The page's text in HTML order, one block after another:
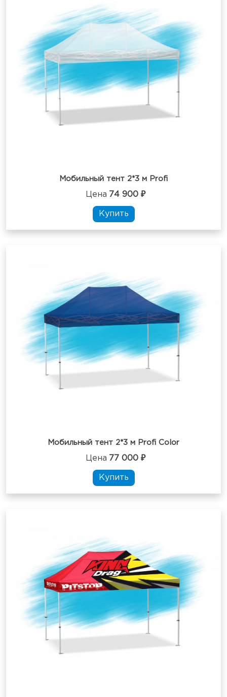
Мобильный тент 2*3 м Profi
Цена 74 900 ₽
Купить
Мобильный тент 2*3 м Profi Color
Цена 77 000 ₽
Купить